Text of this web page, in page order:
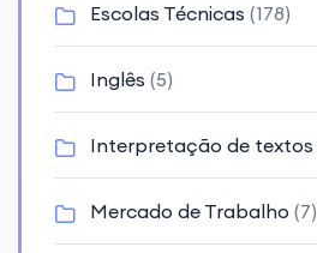
Escolas Técnicas (178)
Inglês (5)
Interpretação de textos
Mercado de Trabalho (7)